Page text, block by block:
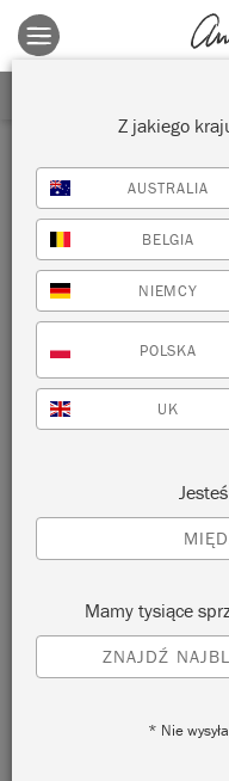
Obowiązują zasady i
szczegółów.
by
Z jakiego
AUSTRALIA
BELGIA
NIEMCY
POLSKA
UK
Mamy tysiące
ZNAJDŹ
* Nie